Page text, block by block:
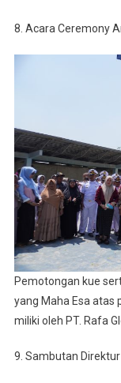
8. Acara Ceremony
Pemotongan kue
yang Maha Esa atas
miliki oleh PT. Rafa
9. Sambutan